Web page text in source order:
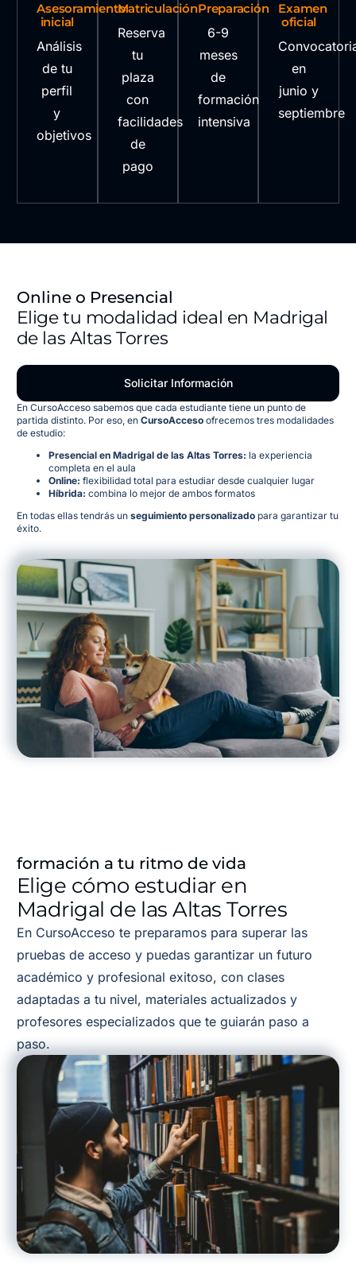
Asesoramiento
inicial
Análisis
de tu
perfil
y
objetivos
Matriculación
Reserva
tu
plaza
con
facilidades
de
pago
Preparación
6-9
meses
de
formación
intensiva
Examen
oficial
en
junio y
septiembre
Online o Presencial
Elige tu modalidad ideal en Madrigal
de las Altas Torres
Solicitar Información
En CursoAcceso sabemos que cada estudiante tiene un punto de
partida distinto. Por eso, en CursoAccesoofrecemos tres modalidades
de estudio:
Presencial en Madrigal de las Altas Torres: la experiencia
completa en el aula
Online: flexibilidad total para estudiar desde cualquier lugar
Híbrida: combina lo mejor de ambos formatos
En todas ellas tendrás un seguimiento personalizadopara garantizar tu
éxito.
formación a tu ritmo de vida
Elige cómo estudiar en
Madrigal de las Altas Torres
En CursoAcceso te preparamos para superar las
pruebas de acceso y puedas garantizar un futuro
académico y profesional exitoso, con clases
adaptadas a tu nivel, materiales actualizados y
profesores especializados que te guiarán paso a
paso.